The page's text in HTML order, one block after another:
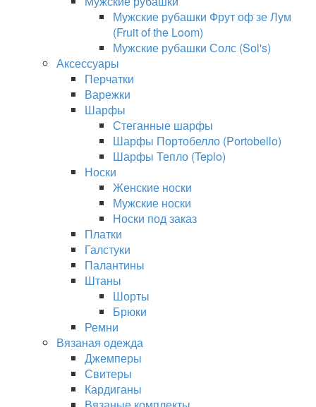
Мужские рубашки Фрут оф зе Лум
(Fruit of the Loom)
Мужские рубашки Солс (Sol's)
Аксессуары
Перчатки
Варежки
Шарфы
Стеганные шарфы
Шарфы Портобелло (Portobello)
Шарфы Тепло (Teplo)
Носки
Женские носки
Мужские носки
Носки под заказ
Платки
Галстуки
Палантины
Штаны
Шорты
Брюки
Ремни
Вязаная одежда
Джемперы
Свитеры
Кардиганы